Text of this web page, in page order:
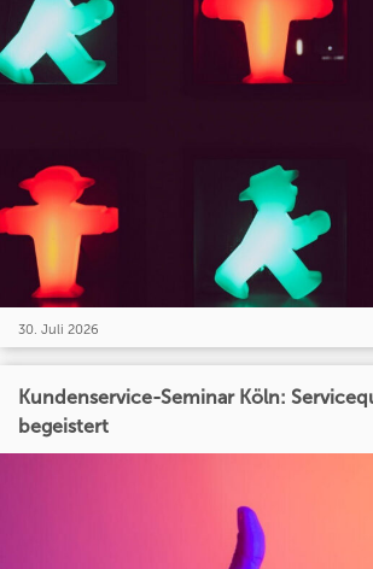
30. Juli 2026
Kundenservice-Seminar Köln:
begeistert